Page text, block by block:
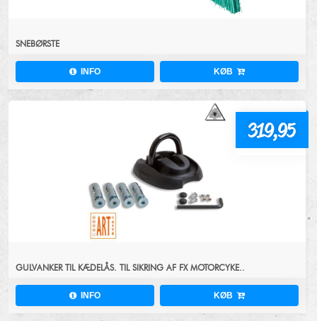
SNEBØRSTE
INFO KØB
GULVANKER TIL KÆDELÅS. TIL SIKRING AF FX MOTORCYKE..
INFO KØB
319,95